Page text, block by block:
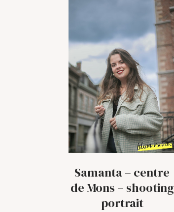
Samanta – centre
de Mons – shooting
portrait